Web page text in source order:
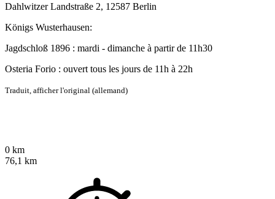
Dahlwitzer Landstraße 2, 12587 Berlin
Königs Wusterhausen:
Jagdschloß 1896 : mardi - dimanche à partir de 11h30
Osteria Forio : ouvert tous les jours de 11h à 22h
Traduit, afficher l'original (allemand)
0 km
76,1 km